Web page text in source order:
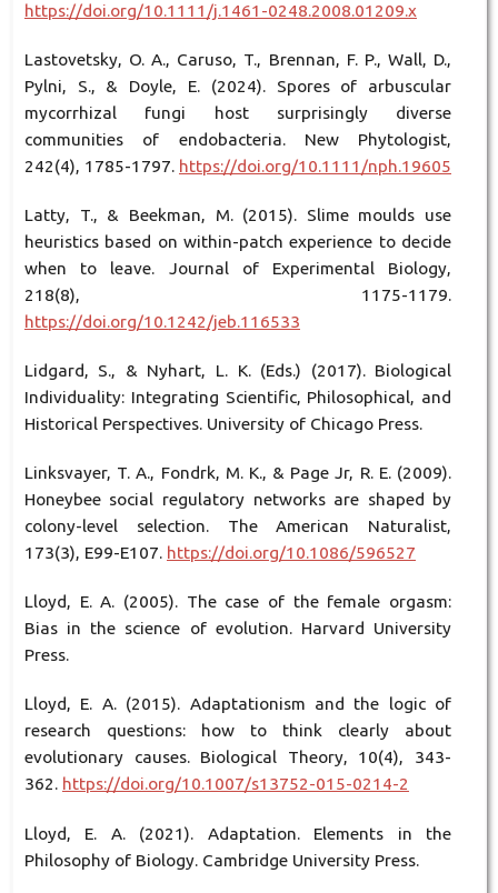
https://doi.org/10.1111/j.1461-0248.2008.01209.x
Lastovetsky, O. A., Caruso, T., Brennan, F. P., Wall, D.,
Pylni, S., & Doyle, E. (2024). Spores of arbuscular
mycorrhizal fungi host surprisingly diverse
communities of endobacteria. New Phytologist,
242(4), 1785-1797. https://doi.org/10.1111/nph.19605
Latty, T., & Beekman, M. (2015). Slime moulds use
heuristics based on within-patch experience to decide
when to leave. Journal of Experimental Biology,
218(8), 1175-1179.
https://doi.org/10.1242/jeb.116533
Lidgard, S., & Nyhart, L. K. (Eds.) (2017). Biological
Individuality: Integrating Scientific, Philosophical, and
Historical Perspectives. University of Chicago Press.
Linksvayer, T. A., Fondrk, M. K., & Page Jr, R. E. (2009).
Honeybee social regulatory networks are shaped by
colony-level selection. The American Naturalist,
173(3), E99-E107. https://doi.org/10.1086/596527
Lloyd, E. A. (2005). The case of the female orgasm:
Bias in the science of evolution. Harvard University
Press.
Lloyd, E. A. (2015). Adaptationism and the logic of
research questions: how to think clearly about
evolutionary causes. Biological Theory, 10(4), 343-
362. https://doi.org/10.1007/s13752-015-0214-2
Lloyd, E. A. (2021). Adaptation. Elements in the
Philosophy of Biology. Cambridge University Press.